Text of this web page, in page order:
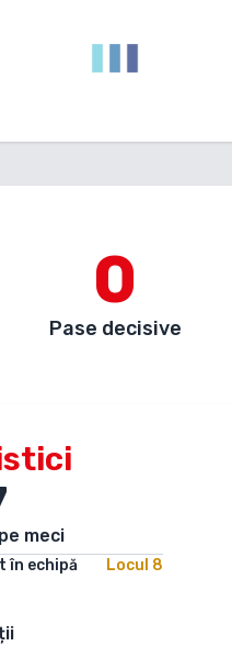
0
Pase decisive
meci
în echipă Locul 8